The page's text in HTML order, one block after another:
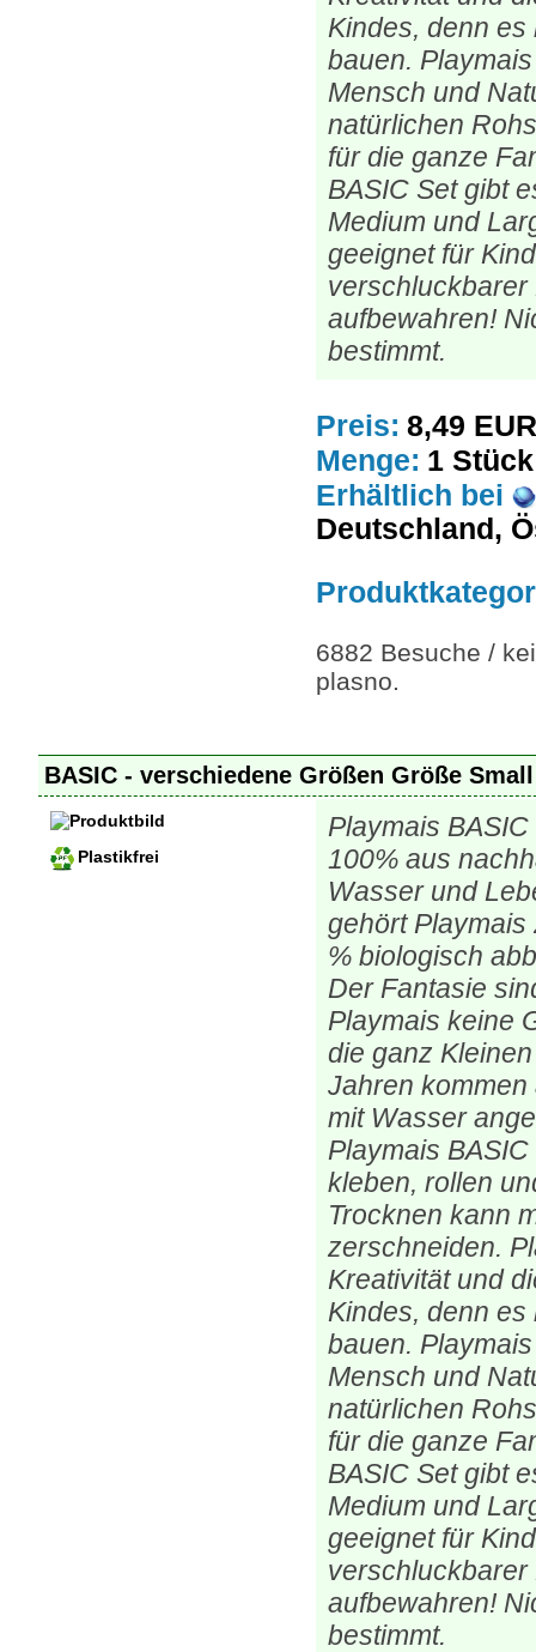
Kindes, denn
bauen.
Mensch und
natürlichen
für die ganze
BASIC Set gibt
Medium und
geeignet für
verschluckbarer
aufbewahren!
bestimmt.
Preis: 8,49
Menge: 1 Stück
Erhältlich bei
Deutschland,
6882 Besuche /
plasno.
BASIC - verschiedene Größen Größe
Plastikfrei
Playmais
100% aus
Wasser und
gehört
% biologisch
Der Fantasie
Playmais keine
die ganz
Jahren kommen
mit Wasser
Playmais
kleben, rollen
Trocknen kann
zerschneiden.
Kreativität und
Kindes, denn
bauen.
Mensch und
natürlichen
für die ganze
BASIC Set gibt
Medium und
geeignet für
verschluckbarer
aufbewahren!
bestimmt.